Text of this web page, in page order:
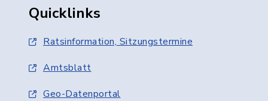
Quicklinks
Ratsinformation, Sitzungstermine
Amtsblatt
Geo-Datenportal